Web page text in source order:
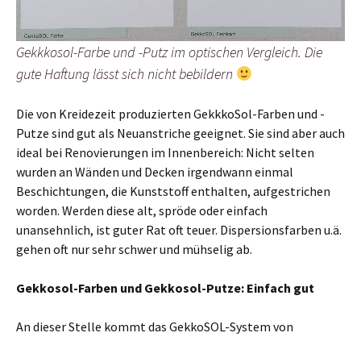
Gekkkosol-Farbe und -Putz im optischen Vergleich. Die
gute Haftung lässt sich nicht bebildern
Die von Kreidezeit produzierten GekkkoSol-Farben und -
Putze sind gut als Neuanstriche geeignet. Sie sind aber auch
ideal bei Renovierungen im Innenbereich: Nicht selten
wurden an Wänden und Decken irgendwann einmal
Beschichtungen, die Kunststoff enthalten, aufgestrichen
worden. Werden diese alt, spröde oder einfach
unansehnlich, ist guter Rat oft teuer. Dispersionsfarben u.ä.
gehen oft nur sehr schwer und mühselig ab.
Gekkosol-Farben und Gekkosol-Putze: Einfach gut
An dieser Stelle kommt das GekkoSOL-System von